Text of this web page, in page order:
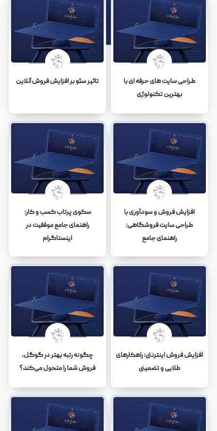
طراحی سایت های حرفه ای با
بهترین تکنولوژی
تاثیر سئو بر افزایش فروش آنلاین
افزایش فروش و سودآوری با
طراحی سایت فروشگاهی:
راهنمای جامع
سکوی پرتاب کسب و کار:
راهنمای جامع موفقیت در
اینستاگرام
افزایش فروش اینترنتی: راهکارهای
طلایی و تضمینی
چگونه رتبه بهتر در گوگل،
فروش شما را متحول می‌کند؟